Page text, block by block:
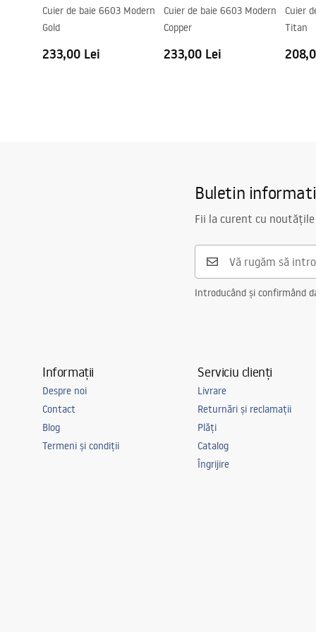
Cuier de baie 6603 Modern
Gold
233,00 Lei
Cuier de baie 6603 Modern
Copper
233,00 Lei
Cuier
Titan
Buletin
Fii la curent cu
Introducând și confirmând
Informații
Despre noi
Contact
Blog
Termeni și condiții
Serviciu clienți
Livrare
Returnări și reclamații
Plăți
Catalog
Îngrijire